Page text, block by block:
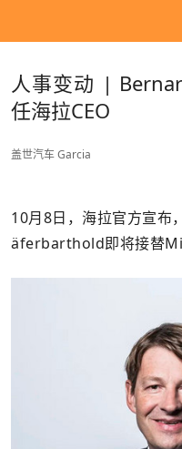
人事变动 |
任海拉CEO
盖世汽车Garcia
10月8日，海拉官方宣布
äferbarthold即将接替